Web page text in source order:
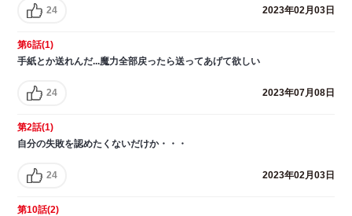
24 2023年02月03日
第6話(1)
手紙とか送れんだ...魔力全部戻ったら送ってあげて欲しい
24 2023年07月08日
第2話(1)
自分の失敗を認めたくないだけか・・・
24 2023年02月03日
第10話(2)